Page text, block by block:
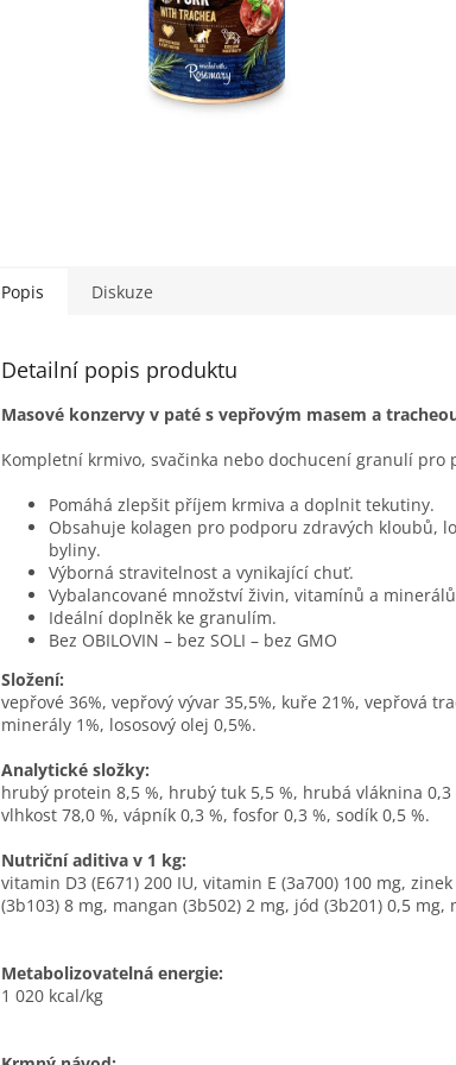
Popis Diskuze
Detailní popis produktu
Masové konzervy v paté s vepřovým masem a
Kompletní krmivo, svačinka nebo dochucení granulí pro
Pomáhá zlepšit příjem krmiva a doplnit tekutiny.
Obsahuje kolagen pro podporu zdravých kloubů,
byliny.
Výborná stravitelnost a vynikající chuť.
Vybalancované množství živin, vitamínů a
Ideální doplněk ke granulím.
Bez OBILOVIN – bez SOLI – bez GMO
Složení:
vepřové 36%, vepřový vývar 35,5%, kuře 21%, vepřová
minerály 1%, lososový olej 0,5%.
Analytické složky:
hrubý protein 8,5 %, hrubý tuk 5,5 %, hrubá vláknina 0,3
vlhkost 78,0 %, vápník 0,3 %, fosfor 0,3 %, sodík 0,5 %.
Nutriční aditiva v 1 kg:
vitamin D3 (E671) 200 IU, vitamin E (3a700) 100 mg,
(3b103) 8 mg, mangan (3b502) 2 mg, jód (3b201) 0,5 mg,
Metabolizovatelná energie:
1 020 kcal/kg